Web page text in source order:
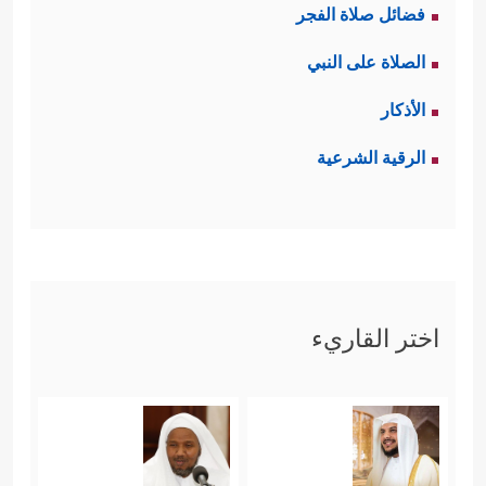
بِغَیۡرِ حَقࣲّ﴾
مَرۡیَمَ﴾
یُؤۡمِنُونَ بِمَاۤ أُنزِلَ إِلَیۡكَ وَمَاۤ أُنزِلَ مِن قَبۡلِكَۚ﴾
للكفر؛ حيث قالوا في عيسى ما يرفعه
إلى مقام الألوهية
فضائل صلاة الفجر
الصلاة على النبي
الأذكار
الرقية الشرعية
اختر القاريء